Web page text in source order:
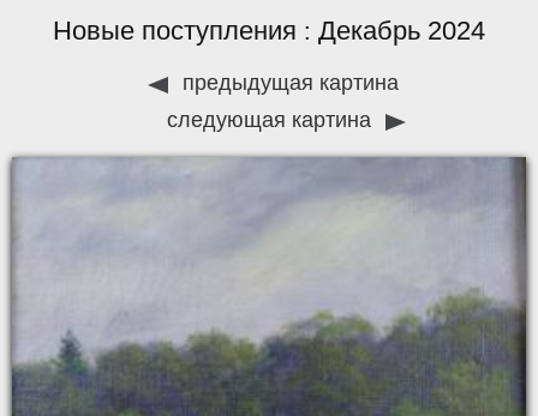
Новые поступления : Декабрь 2024
предыдущая картина
следующая картина